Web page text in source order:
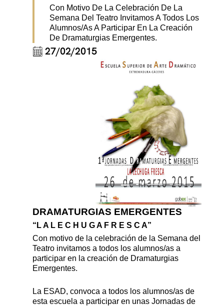
Con Motivo De La Celebración De La
Semana Del Teatro Invitamos A Todos Los
Alumnos/as A Participar En La Creación
De Dramaturgias Emergentes.
27/02/2015
DRAMATURGIAS EMERGENTES
“L A L E C H U G A F R E S C A”
Con motivo de la celebración de la Semana del
Teatro invitamos a todos los alumnos/as a
participar en la creación de Dramaturgias
Emergentes.
La ESAD, convoca a todos los alumnos/as de
esta escuela a participar en unas Jornadas de